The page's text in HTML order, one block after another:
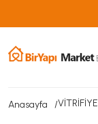
Anasayfa VİTRİFİYE